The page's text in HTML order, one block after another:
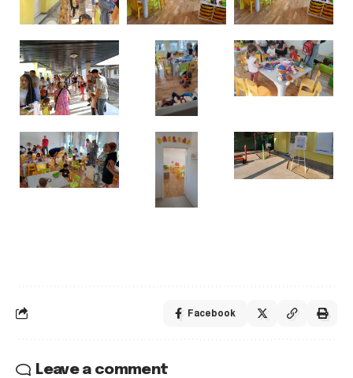
Facebook
Leave a comment